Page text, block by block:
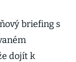
briefing s
dojít k